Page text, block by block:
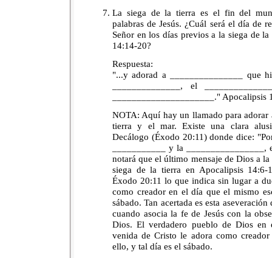
La siega de la tierra es el fin del
palabras de Jesús. ¿Cuál será el día de
Señor en los días previos a la siega de
14:14-20?
Respuesta:
"...y adorad a _______________ que
______________, el
_____________________." Apocalipsis
NOTA: Aquí hay un llamado para
tierra y el mar. Existe una clara
Decálogo (Éxodo 20:11) donde dice:
___________ y la
notará que el último mensaje de Dios a
siega de la tierra en Apocalipsis
Éxodo 20:11 lo que indica sin lugar a
como creador en el día que el mismo
sábado. Tan acertada es esta
cuando asocia la fe de Jesús con la
Dios. El verdadero pueblo de Dios en
venida de Cristo le adora como
ello, y tal día es el sábado.